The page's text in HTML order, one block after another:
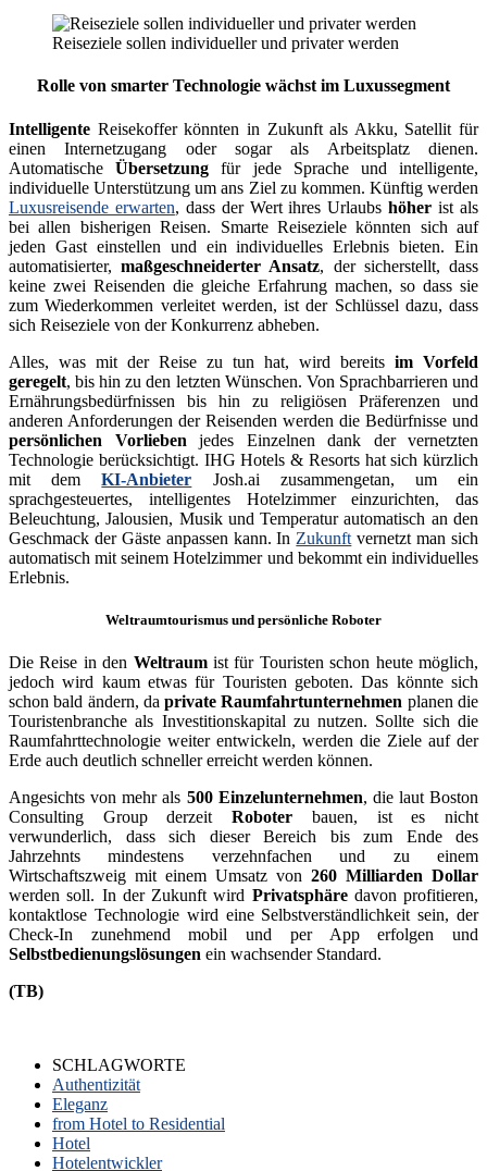
Reiseziele sollen individueller und privater werden
Rolle von smarter Technologie wächst im Luxussegment
Intelligente Reisekoffer könnten in Zukunft als Akku, Satellit für
einen Internetzugang oder sogar als Arbeitsplatz dienen.
AutomatischeÜbersetzung für jede Sprache und intelligente,
individuelle Unterstützung um ans Ziel zu kommen. Künftig werden
Luxusreisende erwarten, dass der Wert ihres Urlaubshöher ist als
bei allen bisherigen Reisen. Smarte Reiseziele könnten sich auf
jeden Gast einstellen und ein individuelles Erlebnis bieten. Ein
automatisierter,maßgeschneiderter Ansatz, der sicherstellt, dass
keine zwei Reisenden die gleiche Erfahrung machen, so dass sie
zum Wiederkommen verleitet werden, ist der Schlüssel dazu, dass
sich Reiseziele von der Konkurrenz abheben.
Alles, was mit der Reise zu tun hat, wird bereits im Vorfeld
geregelt, bis hin zu den letzten Wünschen. Von Sprachbarrieren und
Ernährungsbedürfnissen bis hin zu religiösen Präferenzen und
anderen Anforderungen der Reisenden werden die Bedürfnisse und
persönlichen Vorlieben jedes Einzelnen dank der vernetzten
Technologie berücksichtigt. IHG Hotels & Resorts hat sich kürzlich
mit demKI-Anbieter Josh.ai zusammengetan, um ein
sprachgesteuertes, intelligentes Hotelzimmer einzurichten, das
Beleuchtung, Jalousien, Musik und Temperatur automatisch an den
Geschmack der Gäste anpassen kann. In Zukunft vernetzt man sich
automatisch mit seinem Hotelzimmer und bekommt ein individuelles
Erlebnis.
Weltraumtourismus und persönliche Roboter
Die Reise in den Weltraumist für Touristen schon heute möglich,
jedoch wird kaum etwas für Touristen geboten. Das könnte sich
schon bald ändern, daprivate Raumfahrtunternehmen planen die
Touristenbranche als Investitionskapital zu nutzen. Sollte sich die
Raumfahrttechnologie weiter entwickeln, werden die Ziele auf der
Erde auch deutlich schneller erreicht werden können.
Angesichts von mehr als 500 Einzelunternehmen, die laut Boston
Consulting Group derzeitRoboter bauen, ist es nicht
verwunderlich, dass sich dieser Bereich bis zum Ende des
Jahrzehnts mindestens verzehnfachen und zu einem
Wirtschaftszweig mit einem Umsatz von 260 Milliarden Dollar
werden soll. In der Zukunft wird Privatsphäredavon profitieren,
kontaktlose Technologie wird eine Selbstverständlichkeit sein, der
Check-In zunehmend mobil und per App erfolgen und
Selbstbedienungslösungen ein wachsender Standard.
(TB)
SCHLAGWORTE
Authentizität
Eleganz
from Hotel to Residential
Hotel
Hotelentwickler